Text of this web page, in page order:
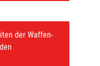
der Waffen-